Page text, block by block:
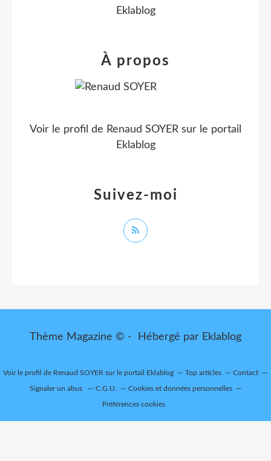
Eklablog
Suivez-moi
À propos
Voir le profil de Renaud SOYER sur le portail
Eklablog
Thème Magazine © - Hébergé par Eklablog
Voir le profil de Renaud SOYER sur le portail Eklablog Top articles Contact
Signaler un abus C.G.U. Cookies et données personnelles
Préférences cookies